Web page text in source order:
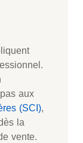
aux
(SCI),
la
vente.